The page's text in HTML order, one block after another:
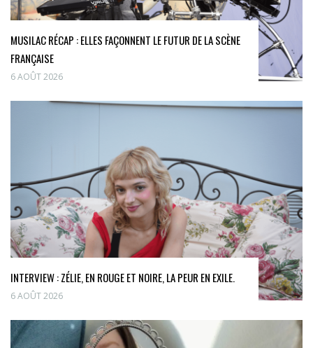
MUSILAC RÉCAP : ELLES FAÇONNENT LE FUTUR DE LA SCÈNE
FRANÇAISE
6 AOÛT 2026
INTERVIEW : ZÉLIE, EN ROUGE ET NOIRE, LA PEUR EN EXILE.
6 AOÛT 2026